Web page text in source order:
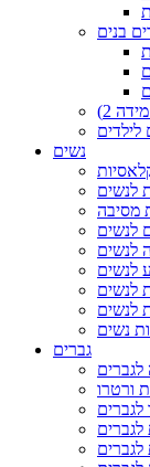
בנים
2)
לילדים
נשים
לנשים
מסיבה
לנשים
לנשים
לנשים
לנשים
לנשים
נשים
גברים
לגברים
ורטרו
לגברים
לגברים